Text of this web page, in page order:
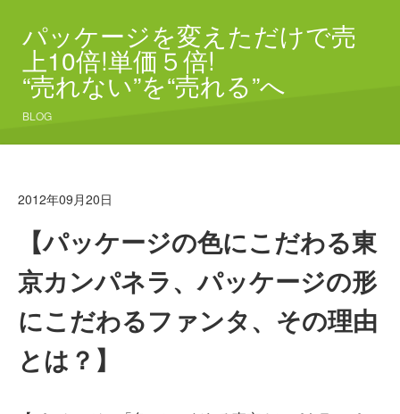
パッケージを変えただけで売
上10倍!単価５倍!
“売れない”を“売れる”へ
BLOG
2012年09月20日
【パッケージの色にこだわる東
京カンパネラ、パッケージの形
にこだわるファンタ、その理由
とは？】